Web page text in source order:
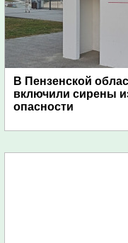
В Пензенской
включили сирены
опасности